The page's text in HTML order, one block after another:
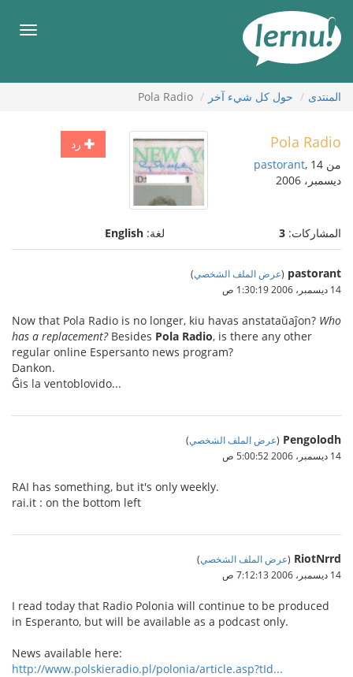
المحتويات
قائمة
المنتدى حول كل شيء آخر Pola Radio
رد Pola Radio
من pastorant, 14
ديسمبر، 2006
المشاركات: 3 لغة: English
pastorant
(عرض الملف الشخصي)
14 ديسمبر، 2006 1:30:19 ص
Now that Pola Radio is no longer, kiu havas anstataŭaĵon? Who
has a replacement?Besides Pola Radio, is there any other
regular online Espersanto news program?
Dankon.
Ĝis la ventoblovido...
Pengolodh
(عرض الملف الشخصي)
14 ديسمبر، 2006 5:00:52 ص
RAI has something, but it's only weekly.
rai.it : on the bottom left
RiotNrrd
(عرض الملف الشخصي)
14 ديسمبر، 2006 7:12:13 ص
I read today that Radio Polonia will continue to be produced
in Esperanto, but will be available as a podcast only.
News available here:
http://www.polskieradio.pl/polonia/article.asp?tId...